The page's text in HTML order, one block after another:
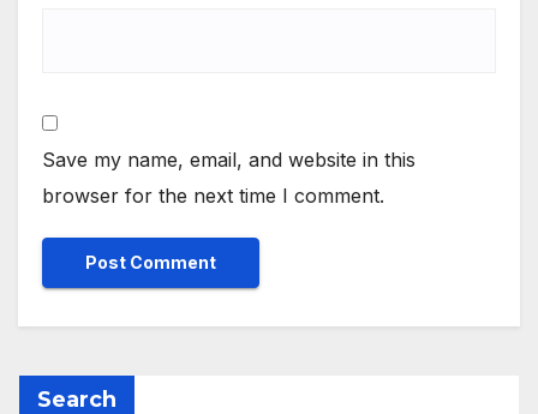
Save my name, email, and website in this
browser for the next time I comment.
Search